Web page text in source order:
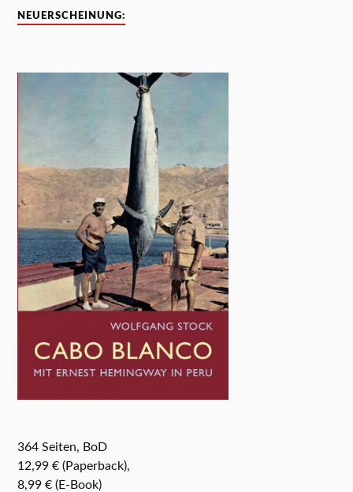
NEUERSCHEINUNG:
364 Seiten, BoD
12,99 € (Paperback),
8,99 € (E-Book)